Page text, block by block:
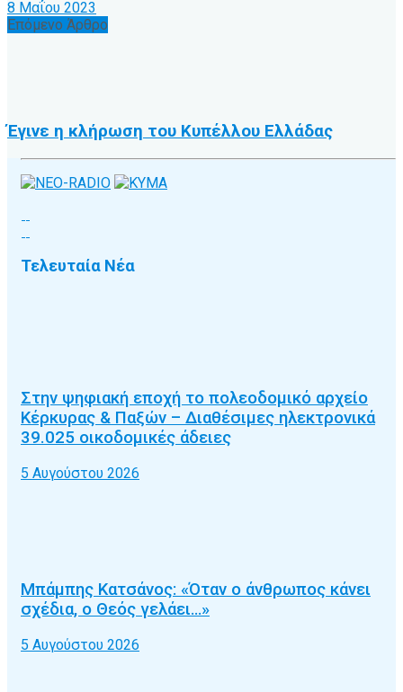
8 Μαΐου 2023
Επόμενο Άρθρο
Έγινε η κλήρωση του Κυπέλλου Ελλάδας
Τελευταία Νέα
Στην ψηφιακή εποχή το πολεοδομικό αρχείο
Κέρκυρας & Παξών – Διαθέσιμες ηλεκτρονικά
39.025 οικοδομικές άδειες
5 Αυγούστου 2026
Μπάμπης Κατσάνος: «Όταν ο άνθρωπος κάνει
σχέδια, ο Θεός γελάει…»
5 Αυγούστου 2026